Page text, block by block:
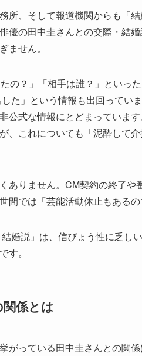
所、そして報道機関からも「
優の田中圭さんとの交際・結
ません。
の？」「相手は誰？」といっ
た」という情報も出回ってい
公式な情報にとどまっていま
、これについても「泥酔して
ありません。CM契約の終了
間では「芸能活動休止もある
婚説」は、信ぴょう性に乏し
す。
係とは
がっている田中圭さんとの関